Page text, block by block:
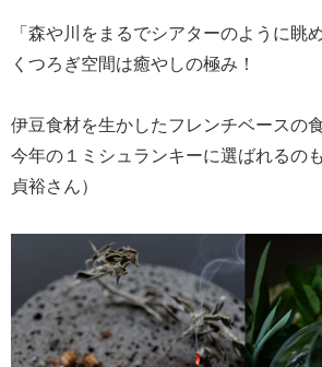
「森や川をまるでシアターのように眺
くつろぎ空間は癒やしの極み！
伊豆食材を生かしたフレンチベースの
今年の１ミシュランキーに選ばれるの
貞裕さん）